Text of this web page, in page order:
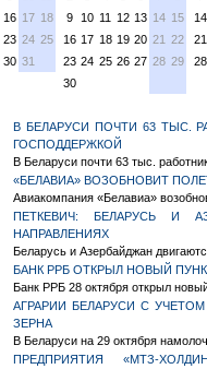
16 17 18
23 24 25
30 31
9
10 11 12 13 14 15
16 17 18 19 20 21 22
23 24 25 26 27 28 29
30
14
21
28
В БЕЛАРУСИ ПОЧТИ 63 ТЫС.
ГОСПОДДЕРЖКОЙ
В Беларуси почти 63 тыс.
«БЕЛАВИА» ВОЗОБНОВИТ
Авиакомпания «Белавиа»
ПЕТКЕВИЧ: БЕЛАРУСЬ И
НАПРАВЛЕНИЯХ
Беларусь и Азербайджан
БАНК РРБ ОТКРЫЛ НОВЫЙ
Банк РРБ 28 октября открыл
АГРАРИИ БЕЛАРУСИ С
ЗЕРНА
В Беларуси на 29 октября
ПРЕДПРИЯТИЯ «МТЗ-